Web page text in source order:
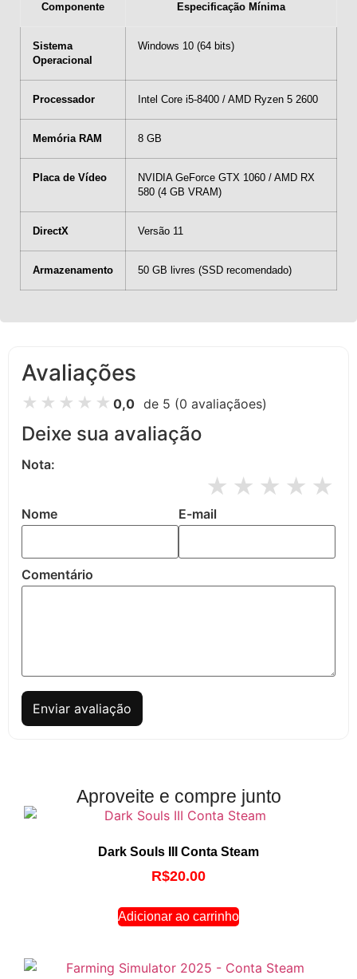
Componente Especificação Mínima
Sistema
Operacional
Windows 10 (64 bits)
Processador Intel Core i5-8400 / AMD Ryzen 5 2600
Memória RAM 8 GB
Placa de Vídeo
NVIDIA GeForce GTX 1060 / AMD RX
580 (4 GB VRAM)
DirectX Versão 11
Armazenamento 50 GB livres (SSD recomendado)
Avaliações
★ ★ ★ ★ ★ 0,0 de 5 (0 avaliaçãoes)
Deixe sua avaliação
Nota:
★
★
★
★
★
Nome E-mail
Comentário
Enviar avaliação
Aproveite e compre junto
Dark Souls III Conta Steam
R$20.00
Adicionar ao carrinho